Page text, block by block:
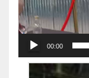
00:00